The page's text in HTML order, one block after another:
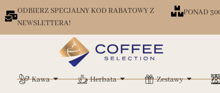
ODBIERZ SPECJALNY KOD RABATOWY Z
NEWSLETTERA!
PONAD
Kawa Herbata Zestawy